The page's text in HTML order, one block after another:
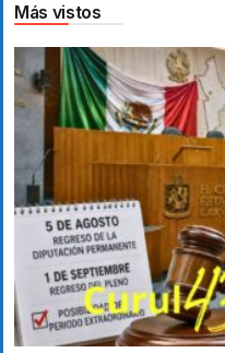
Más vistos